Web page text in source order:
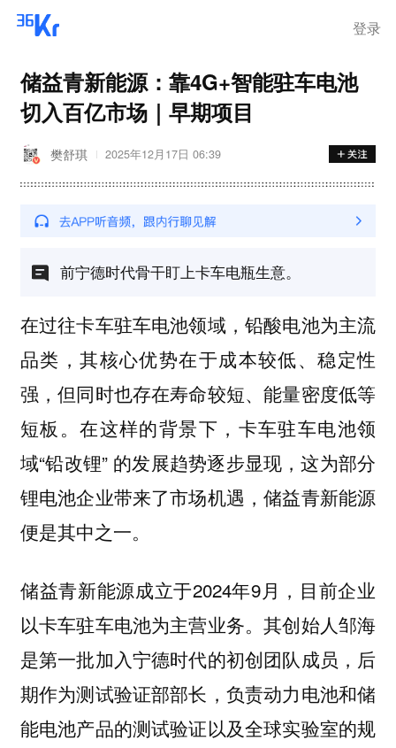
登录
储益青新能源：靠4G+智能驻车电池
切入百亿市场｜早期项目
樊舒琪 2025年12月17日 06:39
前宁德时代骨干盯上卡车电瓶生意。
在过往卡车驻车电池领域，铅酸电池为主流
品类，其核心优势在于成本较低、稳定性
强，但同时也存在寿命较短、能量密度低等
短板。在这样的背景下，卡车驻车电池领
域“铅改锂” 的发展趋势逐步显现，这为部分
锂电池企业带来了市场机遇，储益青新能源
便是其中之一。
储益青新能源成立于2024年9月，目前企业
以卡车驻车电池为主营业务。其创始人邹海
是第一批加入宁德时代的初创团队成员，后
期作为测试验证部部长，负责动力电池和储
能电池产品的测试验证以及全球实验室的规